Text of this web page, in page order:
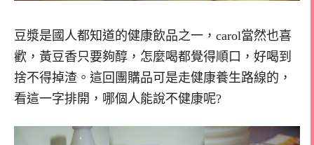
豆漿是國人都知道的健康飲品之一，carol當然也喜
歡，黃豆香只要夠醇，怎麼喝都覺得順口，好喝到
捨不得掉渣。這回團購品可是走健康養生路線的，
看這一字排開，哪個人能說不健康呢?